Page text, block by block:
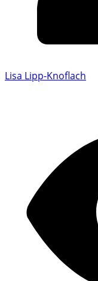
Lisa Lipp-Knoflach